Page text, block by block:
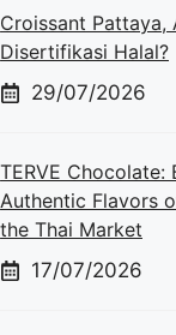
Croissant Pattaya,
Disertifikasi Halal?
29/07/2026
TERVE Chocolate:
Authentic Flavors
the Thai Market
17/07/2026